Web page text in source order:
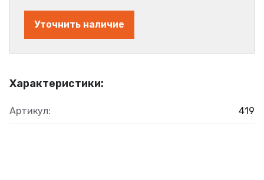
Характеристики:
Артикул: 419
Уточнить наличие